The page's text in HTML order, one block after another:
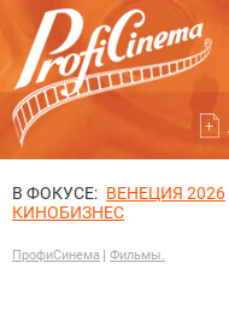
В ФОКУСЕ: ВЕНЕЦИЯ 2026
КИНОБИЗНЕС
ПрофиСинема Фильмы.